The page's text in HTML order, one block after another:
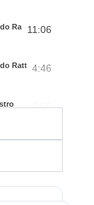
Ratto11:06
Ratto 4:46
2:55
1:23